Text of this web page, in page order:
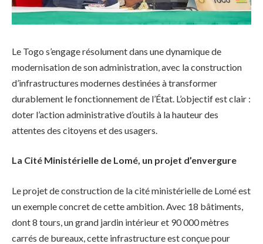
Le Togo s’engage résolument dans une dynamique de
modernisation de son administration, avec la construction
d’infrastructures modernes destinées à transformer
durablement le fonctionnement de l’État. L’objectif est clair :
doter l’action administrative d’outils à la hauteur des
attentes des citoyens et des usagers.
La Cité Ministérielle de Lomé, un projet d’envergure
Le projet de construction de la cité ministérielle de Lomé est
un exemple concret de cette ambition. Avec 18 bâtiments,
dont 8 tours, un grand jardin intérieur et 90 000 mètres
carrés de bureaux, cette infrastructure est conçue pour